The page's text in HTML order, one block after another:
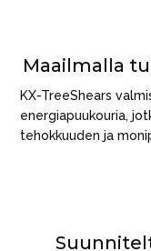
Maailmalla
KX-TreeShears
energiapuukouria,
tehokkuuden ja